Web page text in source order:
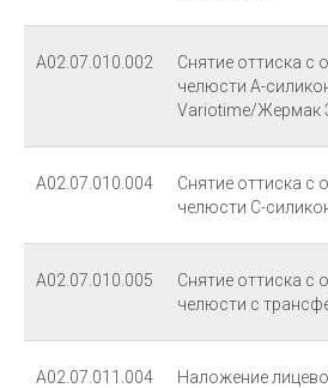
А02.07.010.002
Снятие оттиска с
челюсти А-
Variotime/Жермак
А02.07.010.004
Снятие оттиска с
челюсти С-
А02.07.010.005
Снятие оттиска с
челюсти с
А02.07.011.004 Наложение